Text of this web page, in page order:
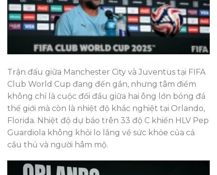
Trận đấu giữa Manchester City và Juventus tại FIFA
Club World Cup đang đến gần, nhưng tâm điểm
không chỉ là cuộc đối đầu giữa hai ông lớn bóng đá
thế giới mà còn là nhiệt độ khắc nghiệt tại Orlando,
Florida. Nhiệt độ dự báo trên 33 độ C khiến HLV Pep
Guardiola không khỏi lo lắng về sức khỏe của cả
cầu thủ và người hâm mộ.